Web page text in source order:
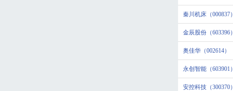
秦川机床（000837）
金辰股份（603396）
奥佳华（002614）
永创智能（603901）
安控科技（300370）